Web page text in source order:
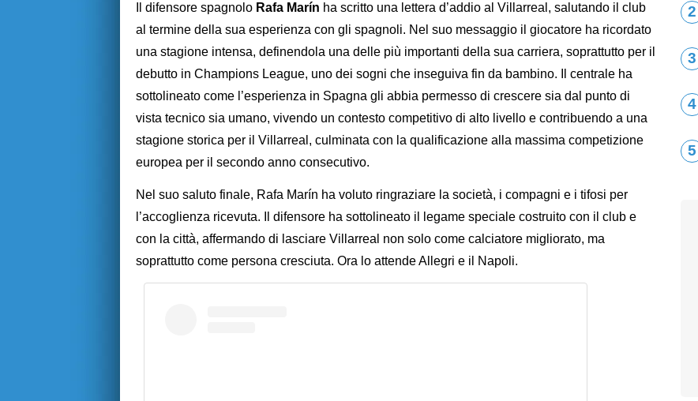
Il difensore spagnolo Rafa Marín ha scritto una lettera d’addio al Villarreal, salutando il club
al termine della sua esperienza con gli spagnoli. Nel suo messaggio il giocatore ha ricordato
una stagione intensa, definendola una delle più importanti della sua carriera, soprattutto per il
debutto in Champions League, uno dei sogni che inseguiva fin da bambino. Il centrale ha
sottolineato come l’esperienza in Spagna gli abbia permesso di crescere sia dal punto di
vista tecnico sia umano, vivendo un contesto competitivo di alto livello e contribuendo a una
stagione storica per il Villarreal, culminata con la qualificazione alla massima competizione
europea per il secondo anno consecutivo.
Nel suo saluto finale, Rafa Marín ha voluto ringraziare la società, i compagni e i tifosi per
l’accoglienza ricevuta. Il difensore ha sottolineato il legame speciale costruito con il club e
con la città, affermando di lasciare Villarreal non solo come calciatore migliorato, ma
soprattutto come persona cresciuta. Ora lo attende Allegri e il Napoli.
2
3
4
5